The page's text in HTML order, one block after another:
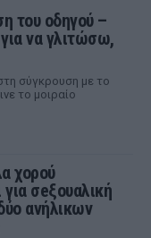
του οδηγού –
να γλιτώσω,
σύγκρουση με το
το μοιραίο
χορού
για σeξουαλική
ανήλικων